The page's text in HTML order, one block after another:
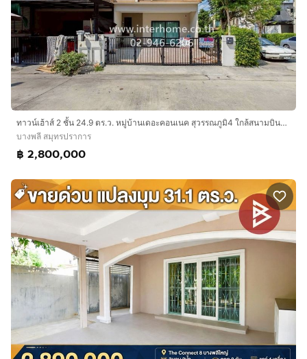
ทาวน์เฮ้าส์ 2 ชั้น 24.9 ตร.ว. หมู่บ้านเดอะคอนเนค สุวรรณภูมิ4 ใกล้สนามบินสุวรรณภูมิ ซอยกิ่งแก้ว37 ถนนกิ่งแก้ว ถนนมอเตอร์เวย์ บางพลี
บางพลี สมุทรปราการ
฿ 2,800,000